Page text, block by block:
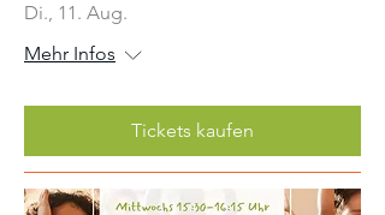
Di., 11. Aug.
Mehr Infos
Tickets kaufen